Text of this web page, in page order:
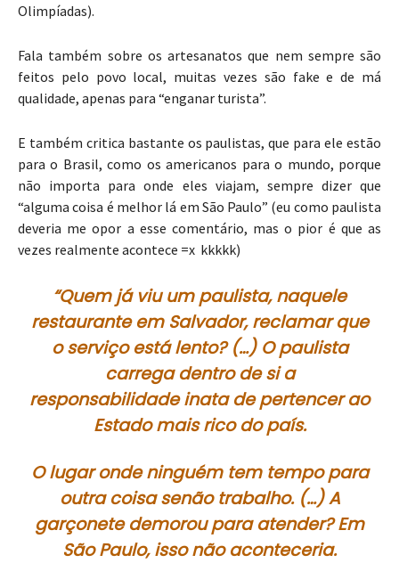
Olimpíadas).
Fala também sobre os artesanatos que nem sempre são
feitos pelo povo local, muitas vezes são fake e de má
qualidade, apenas para “enganar turista”.
E também critica bastante os paulistas, que para ele estão
para o Brasil, como os americanos para o mundo, porque
não importa para onde eles viajam, sempre dizer que
“alguma coisa é melhor lá em São Paulo” (eu como paulista
deveria me opor a esse comentário, mas o pior é que as
vezes realmente acontece =x kkkkk)
“Quem já viu um paulista, naquele
restaurante em Salvador, reclamar que
o serviço está lento? (…) O paulista
carrega dentro de si a
responsabilidade inata de pertencer ao
Estado mais rico do país.
O lugar onde ninguém tem tempo para
outra coisa senão trabalho. (…) A
garçonete demorou para atender? Em
São Paulo, isso não aconteceria.